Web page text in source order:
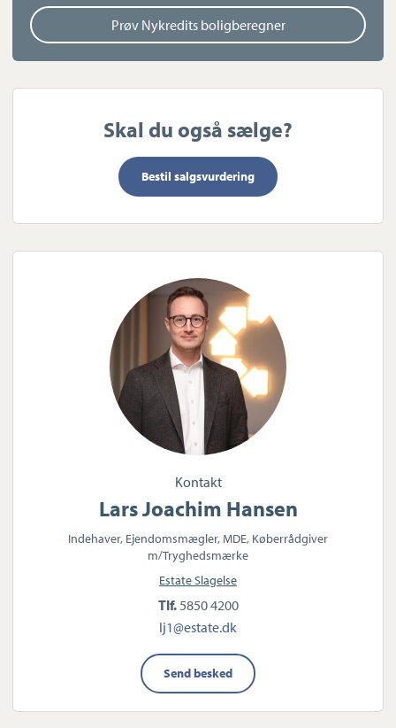
Prøv Nykredits boligberegner
Skal du også sælge?
Bestil salgsvurdering
Kontakt
Lars Joachim Hansen
Indehaver, Ejendomsmægler, MDE, Køberrådgiver
m/Tryghedsmærke
Estate Slagelse
Tlf. 5850 4200
lj1@estate.dk
Send besked